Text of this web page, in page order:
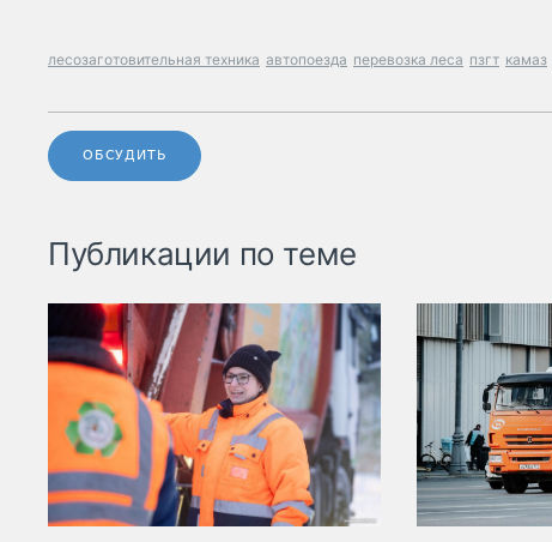
лесозаготовительная техника автопоезда перевозка леса пзгт камаз
ОБСУДИТЬ
Публикации по теме